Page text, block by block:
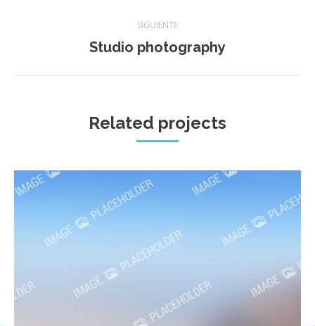
SIGUIENTE
Proyecto
Studio photography
Related projects